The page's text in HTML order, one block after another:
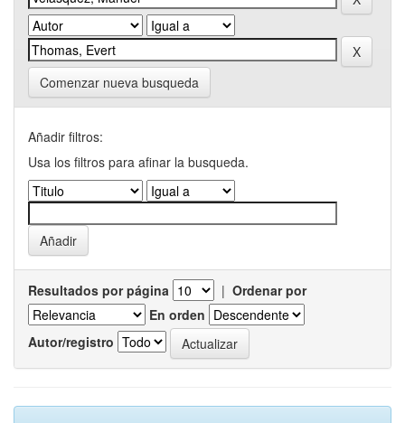
Comenzar nueva busqueda
Añadir filtros:
Usa los filtros para afinar la busqueda.
Resultados por página | Ordenar por
En orden
Autor/registro